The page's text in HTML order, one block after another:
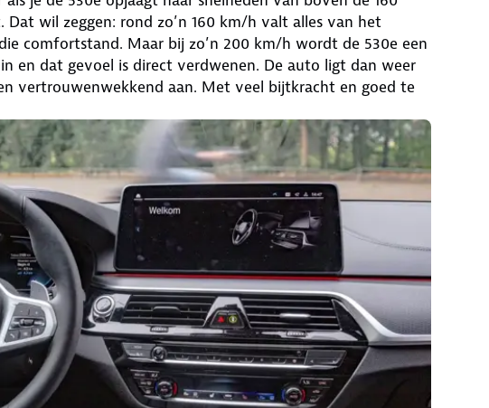
wil zeggen: rond zo’n 160 km/h valt alles van het
comfortstand. Maar bij zo’n 200 km/h wordt de 530e een
en dat gevoel is direct verdwenen. De auto ligt dan weer
vertrouwenwekkend aan. Met veel bijtkracht en goed te